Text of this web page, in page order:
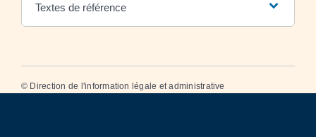
Textes de référence
© Direction de l'information légale et administrative